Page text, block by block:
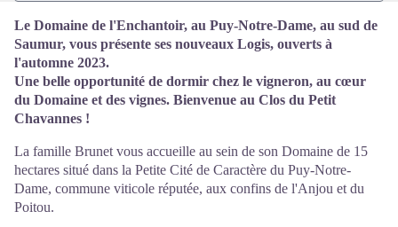
Le Domaine de l'Enchantoir, au Puy-Notre-Dame, au sud de
Saumur, vous présente ses nouveaux Logis, ouverts à
l'automne 2023.
Une belle opportunité de dormir chez le vigneron, au cœur
du Domaine et des vignes. Bienvenue au Clos du Petit
Chavannes !
La famille Brunet vous accueille au sein de son Domaine de 15
hectares situé dans la Petite Cité de Caractère du Puy-Notre-
Dame, commune viticole réputée, aux confins de l'Anjou et du
Poitou.